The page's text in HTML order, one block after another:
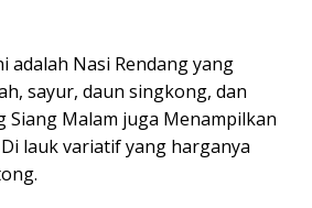
adalah Nasi Rendang yang
sayur, daun singkong, dan
Siang Malam juga Menampilkan
lauk variatif yang harganya